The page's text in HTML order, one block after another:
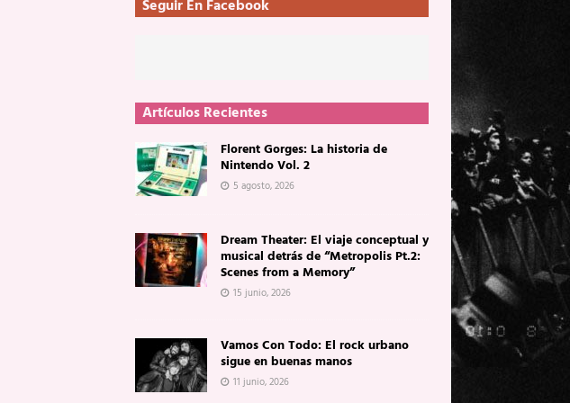
Seguir En Facebook
Artículos Recientes
Florent Gorges: La historia de
Nintendo Vol. 2
5 agosto, 2026
Dream Theater: El viaje conceptual y
musical detrás de “Metropolis Pt.2:
Scenes from a Memory”
15 junio, 2026
Vamos Con Todo: El rock urbano
sigue en buenas manos
11 junio, 2026